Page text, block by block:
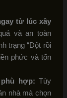
từ lúc xây
và an toàn
trạng “Dột rồi
phức và tốn
hợp: Tùy
nhà mà chọn